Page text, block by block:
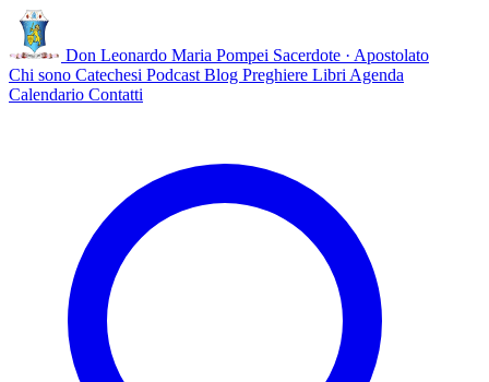
Don Leonardo Maria Pompei Sacerdote · Apostolato
Chi sono Catechesi Podcast Blog Preghiere Libri Agenda
Calendario Contatti